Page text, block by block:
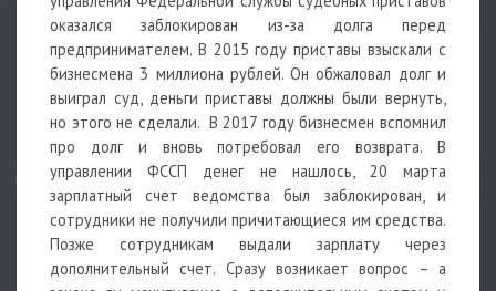
оказался заблокирован из-за долга перед
предпринимателем. В 2015 году приставы взыскали с
бизнесмена 3 миллиона рублей. Он обжаловал долг и
выиграл суд, деньги приставы должны были вернуть,
но этого не сделали. В 2017 году бизнесмен вспомнил
про долг и вновь потребовал его возврата. В
управлении ФССП денег не нашлось, 20 марта
зарплатный счет ведомства был заблокирован, и
сотрудники не получили причитающиеся им средства.
Позже сотрудникам выдали зарплату через
дополнительный счет. Сразу возникает вопрос – а